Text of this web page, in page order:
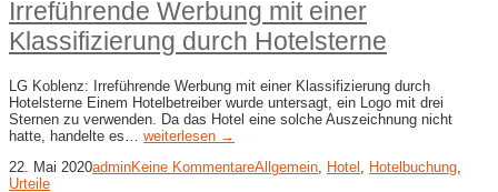
Irreführende Werbung mit einer
Klassifizierung durch Hotelsterne
LG Koblenz: Irreführende Werbung mit einer Klassifizierung durch
Hotelsterne Einem Hotelbetreiber wurde untersagt, ein Logo mit drei
Sternen zu verwenden. Da das Hotel eine solche Auszeichnung nicht
hatte, handelte es… weiterlesen →
22. Mai 2020adminKeine KommentareAllgemein, Hotel , Hotelbuchung,
Urteile